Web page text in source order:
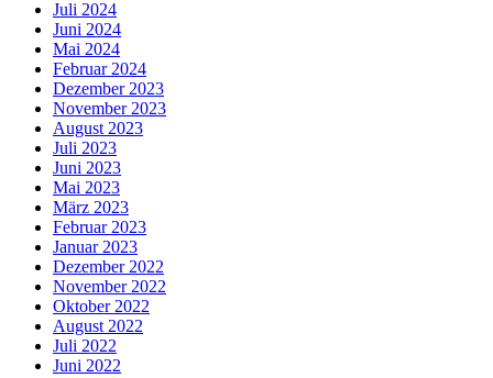
Juli 2024
Juni 2024
Mai 2024
Februar 2024
Dezember 2023
November 2023
August 2023
Juli 2023
Juni 2023
Mai 2023
März 2023
Februar 2023
Januar 2023
Dezember 2022
November 2022
Oktober 2022
August 2022
Juli 2022
Juni 2022